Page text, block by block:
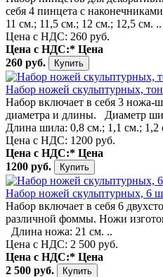
себя 4 пинцета с
11 см.; 11,5 см.; 12 см.; 12,5 см. ..
Цена с НДС: 260 руб.
Цена с НДС:* Цена
260 руб.
Набор ножей скульптурных,
Набор включает в себя 3 ножа-
диаметра и длины. Диаметр
Длина шила: 0,8 см.; 1,1 см.;
Цена с НДС: 1200 руб.
Цена с НДС:* Цена
1200 руб.
Набор ножей скульптурных, 6
Набор включает в себя 6
различной фоммы. Ножи
Длина ножа: 21 см. ..
Цена с НДС: 2 500 руб.
Цена с НДС:* Цена
2 500 руб.